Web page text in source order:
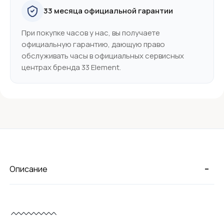
33 месяца официальной гарантии
При покупке часов у нас, вы получаете
официальную гарантию, дающую право
обслуживать часы в официальных сервисных
центрах бренда 33 Element.
-
Описание